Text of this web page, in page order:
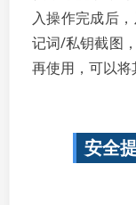
入操作完成后
记词/私钥截图
再使用，可以将
安全